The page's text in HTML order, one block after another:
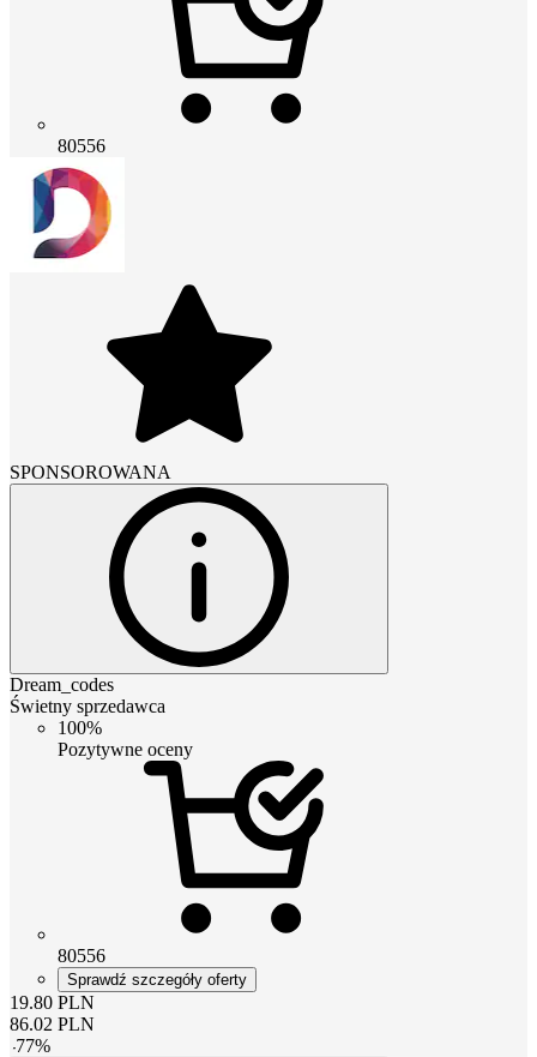
80556
SPONSOROWANA
Dream_codes
Świetny sprzedawca
100%
Pozytywne oceny
80556
Sprawdź szczegóły oferty
19.80 PLN
86.02 PLN
-77%